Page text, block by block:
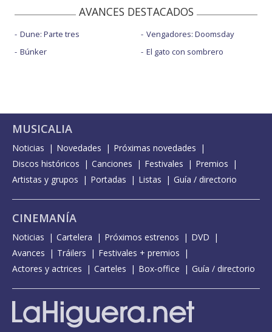
AVANCES DESTACADOS
Dune: Parte tres
Búnker
Vengadores: Doomsday
El gato con sombrero
MUSICALIA
Noticias Novedades
Próximas novedades
Discos históricos
Canciones Festivales
Premios
Artistas y grupos
Portadas Listas Guía / directorio
CINEMANÍA
Noticias Cartelera Próximos estrenos
DVD
Avances
Tráilers
Festivales + premios
Actores y actrices
Carteles Box-office Guía / directorio